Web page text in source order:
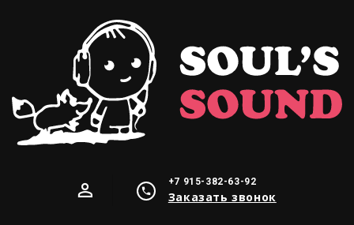
+7 915-382-63-92
Заказать звонок